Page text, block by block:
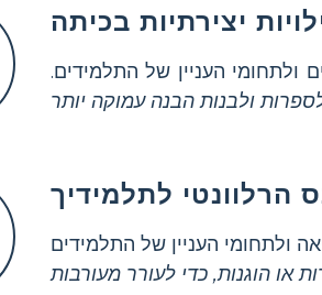
יצירתיות בכיתה
ולתחומי העניין של התלמידים.
הרלוונטי לתלמידיך
העניין של התלמידים